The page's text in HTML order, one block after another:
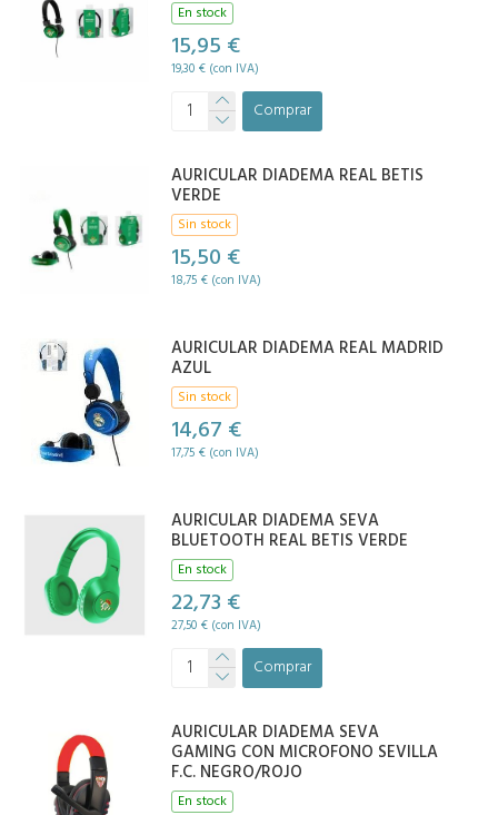
En stock
15,95 €
19,30 € (con IVA)
Comprar
AURICULAR DIADEMA REAL BETIS
VERDE
Sin stock
15,50 €
18,75 € (con IVA)
AURICULAR DIADEMA REAL MADRID
AZUL
Sin stock
14,67 €
17,75 € (con IVA)
AURICULAR DIADEMA SEVA
BLUETOOTH REAL BETIS VERDE
En stock
22,73 €
27,50 € (con IVA)
Comprar
AURICULAR DIADEMA SEVA
GAMING CON MICROFONO SEVILLA
F.C. NEGRO/ROJO
En stock